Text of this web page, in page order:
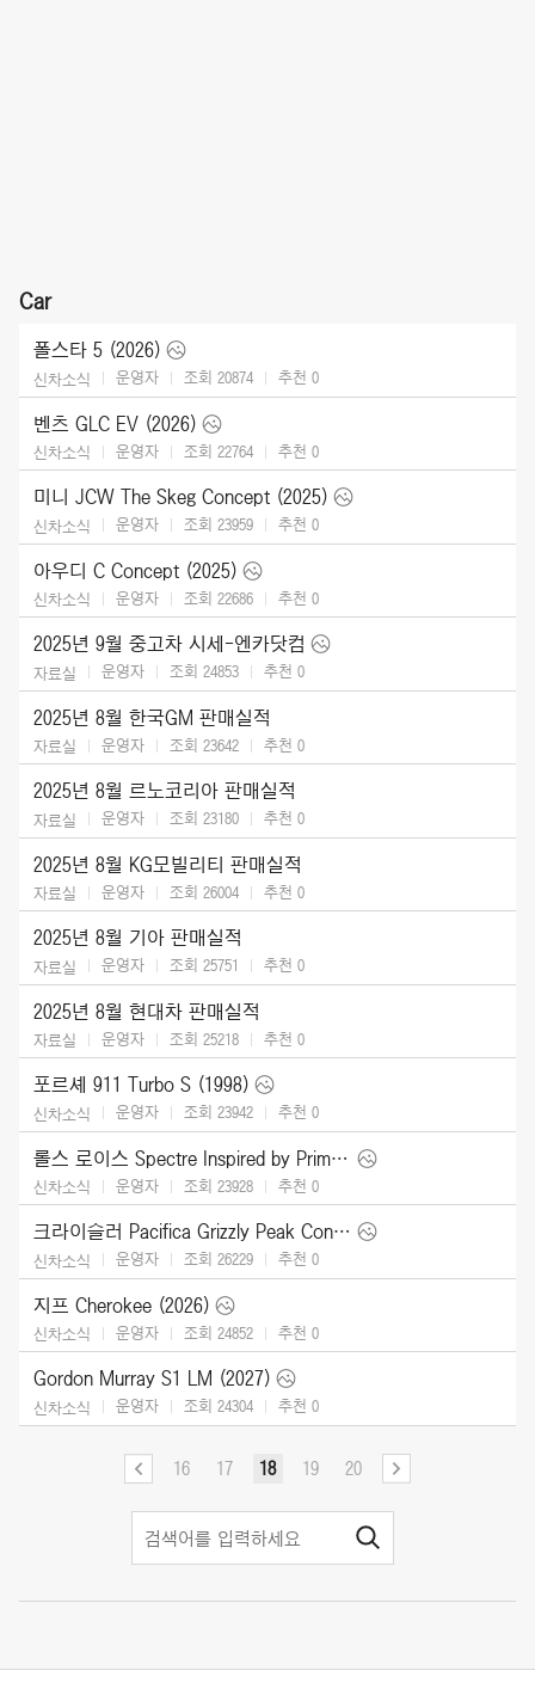
Car
폴스타 5 (2026)
신차소식 운영자 조회 20874 추천 0
벤츠 GLC EV (2026)
신차소식 운영자 조회 22764 추천 0
미니 JCW The Skeg Concept (2025)
신차소식 운영자 조회 23959 추천 0
아우디 C Concept (2025)
신차소식 운영자 조회 22686 추천 0
2025년 9월 중고차 시세-엔카닷컴
자료실 운영자 조회 24853 추천 0
2025년 8월 한국GM 판매실적
자료실 운영자 조회 23642 추천 0
2025년 8월 르노코리아 판매실적
자료실 운영자 조회 23180 추천 0
2025년 8월 KG모빌리티 판매실적
자료실 운영자 조회 26004 추천 0
2025년 8월 기아 판매실적
자료실 운영자 조회 25751 추천 0
2025년 8월 현대차 판매실적
자료실 운영자 조회 25218 추천 0
포르셰 911 Turbo S (1998)
신차소식 운영자 조회 23942 추천 0
롤스 로이스 Spectre Inspired by Primavera (2026)
신차소식 운영자 조회 23928 추천 0
크라이슬러 Pacifica Grizzly Peak Concept (2025)
신차소식 운영자 조회 26229 추천 0
지프 Cherokee (2026)
신차소식 운영자 조회 24852 추천 0
Gordon Murray S1 LM (2027)
신차소식 운영자 조회 24304 추천 0
16 17 18 19 20